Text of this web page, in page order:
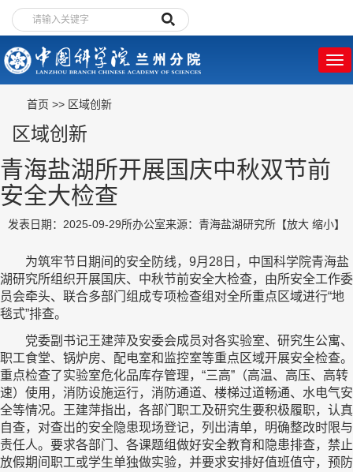
首页 >> 区域创新
区域创新
青海盐湖所开展国庆中秋双节前
安全大检查
发表日期：2025-09-29所办公室来源：青海盐湖研究所 【放大 缩小】
为筑牢节日期间的安全防线，9月28日，中国科学院青海盐
湖研究所组织开展国庆、中秋节前安全大检查，由所安全工作委
员会牵头、联合多部门组成专项检查组对全所重点区域进行“地
毯式”排查。
党委副书记王建萍及安委会成员对各实验室、研究生公寓、
职工食堂、锅炉房、配电室和监控室等重点区域开展安全检查。
重点检查了实验室危化品库存管理，“三高”（高温、高压、高转
速）使用，消防设施运行，消防通道、楼梯过道畅通、水电气安
全等情况。王建萍指出，各部门职工及研究生要积极履职，认真
自查，对查出的安全隐患现场登记，列出清单，明确整改时限与
责任人。要求各部门、各课题组做好安全教育和隐患排查，禁止
放假期间职工或学生单独做实验，并要求安排好值班值守，预防